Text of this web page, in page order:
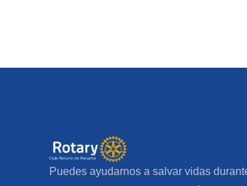
Puedes ayudarnos a salvar vidas